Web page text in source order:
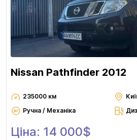
Nissan Pathfinder 2012
235000 км
Ручна / Механіка
Ціна: 14 000$